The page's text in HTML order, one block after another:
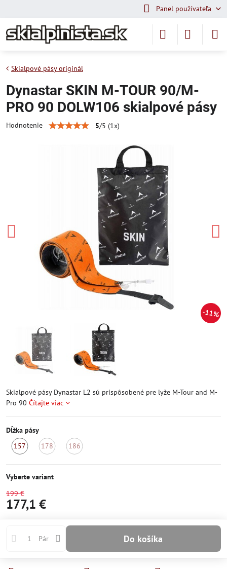
Panel používateľa
11%
Skialpové pásy originál
Dynastar SKIN M-TOUR 90/M-
PRO 90 DOLW106 skialpové pásy
Hodnotenie 5/5 (1x)
Skialpové pásy Dynastar L2 sú prispôsobené pre lyže M-Tour and M-
Pro 90 Čítajte viac
Dĺžka pásy
157
178
186
Vyberte variant
199 €
177,1 €
Pár Do košíka